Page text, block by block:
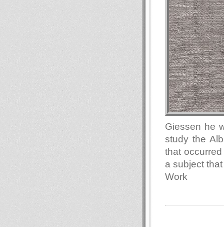
Giessen he
study the
that
a subject
Work